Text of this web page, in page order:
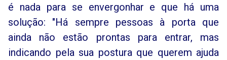
é nada para se envergonhar e que há uma
solução: "Há sempre pessoas à porta que
ainda não estão prontas para entrar, mas
indicando pela sua postura que querem ajuda